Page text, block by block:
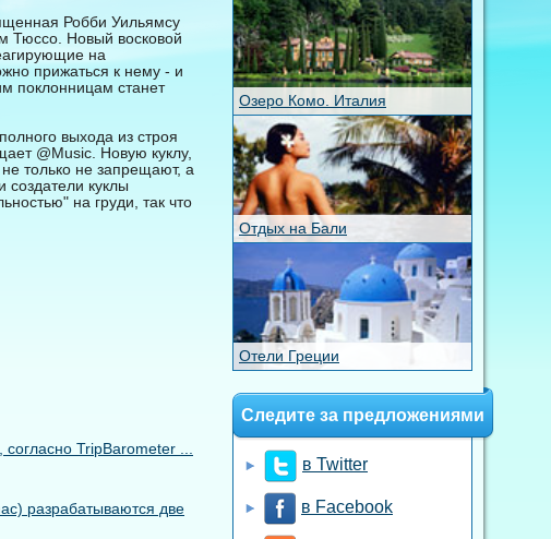
Робби Уильямсу
Тюссо. Новый восковой
на
прижаться к нему - и
поклонницам станет
выхода из строя
@Music. Новую куклу,
только не запрещают, а
куклы
на груди, так что
TripBarometer ...
разрабатываются две
Озеро Комо. Италия
Отдых на Бали
Отели Греции
Следите за предложениями
в Twitter
в Facebook